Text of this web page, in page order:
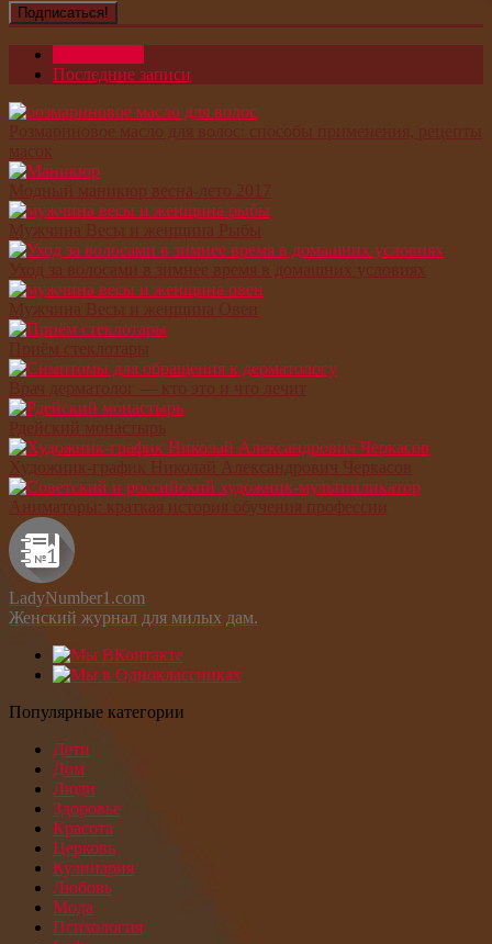
Последние записи
Розмариновое масло для волос: способы применения, рецепты
масок
Модный маникюр весна-лето 2017
Мужчина Весы и женщина Рыбы
Уход за волосами в зимнее время в домашних условиях
Мужчина Весы и женщина Овен
Приём стеклотары
Врач дерматолог — кто это и что лечит
Рдейский монастырь
Художник-график Николай Александрович Черкасов
Аниматоры: краткая история обучения профессии
LadyNumber1.com
Женский журнал для милых дам.
Популярные категории
Дети
Дом
Люди
Здоровье
Красота
Церковь
Кулинария
Любовь
Мода
Психология